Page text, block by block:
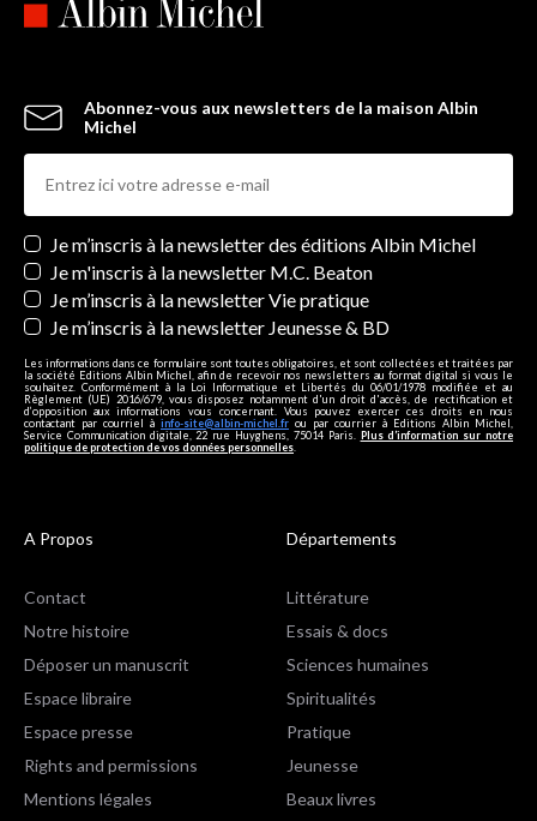
Abonnez-vous aux newsletters de la maison Albin
Michel
Newsletters
Je m’inscris à la newsletter des éditions Albin Michel
Je m'inscris à la newsletter M.C. Beaton
Je m’inscris à la newsletter Vie pratique
Je m’inscris à la newsletter Jeunesse & BD
Les informations dans ce formulaire sont toutes obligatoires, et sont collectées et traitées par
la société Editions Albin Michel, afin de recevoir nos newsletters au format digital si vous le
souhaitez. Conformément à la Loi Informatique et Libertés du 06/01/1978 modifiée et au
Règlement (UE) 2016/679, vous disposez notamment d'un droit d'accès, de rectification et
d’opposition aux informations vous concernant. Vous pouvez exercer ces droits en nous
contactant par courriel à info-site@albin-michel.fr ou par courrier à Editions Albin Michel,
Service Communication digitale, 22 rue Huyghens, 75014 Paris. Plus d’information sur notre
politique de protection de vos données personnelles.
A Propos
Contact
Notre histoire
Déposer un manuscrit
Espace libraire
Espace presse
Rights and permissions
Mentions légales
Départements
Littérature
Essais & docs
Sciences humaines
Spiritualités
Pratique
Jeunesse
Beaux livres